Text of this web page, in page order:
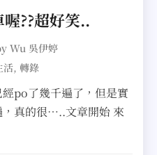
??超好笑..
Wu 吳伊婷
活, 轉錄
po了幾千遍了，但是實
，真的很…..文章開始 來